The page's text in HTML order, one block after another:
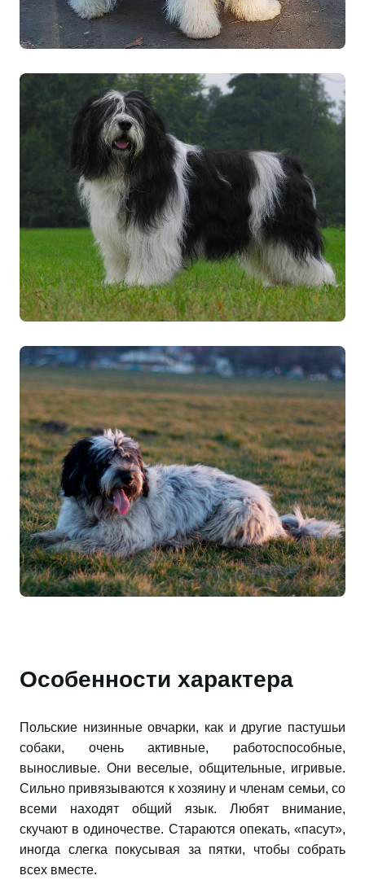
Особенности характера
Польские низинные овчарки, как и другие пастушьи
собаки, очень активные, работоспособные,
выносливые. Они веселые, общительные, игривые.
Сильно привязываются к хозяину и членам семьи, со
всеми находят общий язык. Любят внимание,
скучают в одиночестве. Стараются опекать, «пасут»,
иногда слегка покусывая за пятки, чтобы собрать
всех вместе.